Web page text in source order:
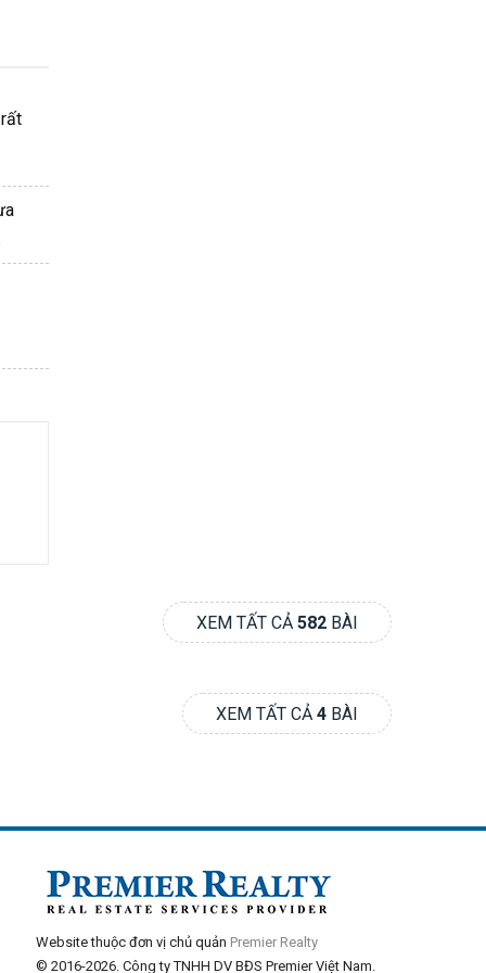
XEM TẤT CẢ 582 BÀI
XEM TẤT CẢ 4 BÀI
Website thuộc đơn vị chủ quản Premier Realty
© 2016-2026. Công ty TNHH DV BĐS Premier Việt Nam.